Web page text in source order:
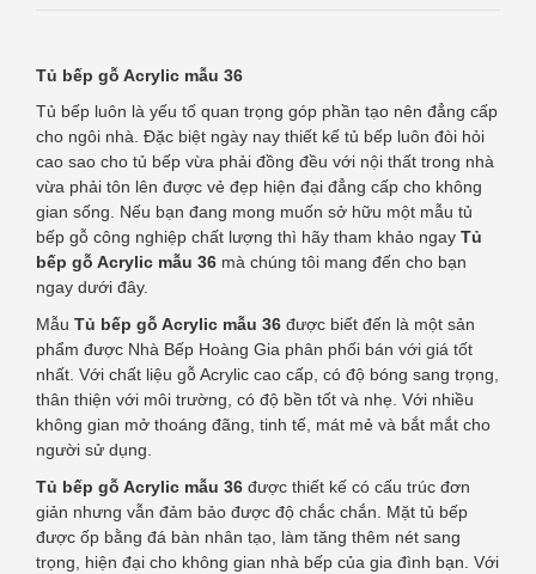
Tủ bếp gỗ Acrylic mẫu 36
Tủ bếp luôn là yếu tố quan trọng góp phần tạo nên đẳng cấp
cho ngôi nhà. Đặc biệt ngày nay thiết kế tủ bếp luôn đòi hỏi
cao sao cho tủ bếp vừa phải đồng đều với nội thất trong nhà
vừa phải tôn lên được vẻ đẹp hiện đại đẳng cấp cho không
gian sống. Nếu bạn đang mong muốn sở hữu một mẫu tủ
bếp gỗ công nghiệp chất lượng thì hãy tham khảo ngay Tủ
bếp gỗ Acrylic mẫu 36 mà chúng tôi mang đến cho bạn
ngay dưới đây.
Mẫu Tủ bếp gỗ Acrylic mẫu 36 được biết đến là một sản
phẩm được Nhà Bếp Hoàng Gia phân phối bán với giá tốt
nhất. Với chất liệu gỗ Acrylic cao cấp, có độ bóng sang trọng,
thân thiện với môi trường, có độ bền tốt và nhẹ. Với nhiều
không gian mở thoáng đãng, tinh tế, mát mẻ và bắt mắt cho
người sử dụng.
Tủ bếp gỗ Acrylic mẫu 36 được thiết kế có cấu trúc đơn
giản nhưng vẫn đảm bảo được độ chắc chắn. Mặt tủ bếp
được ốp bằng đá bàn nhân tạo, làm tăng thêm nét sang
trọng, hiện đại cho không gian nhà bếp của gia đình bạn. Với